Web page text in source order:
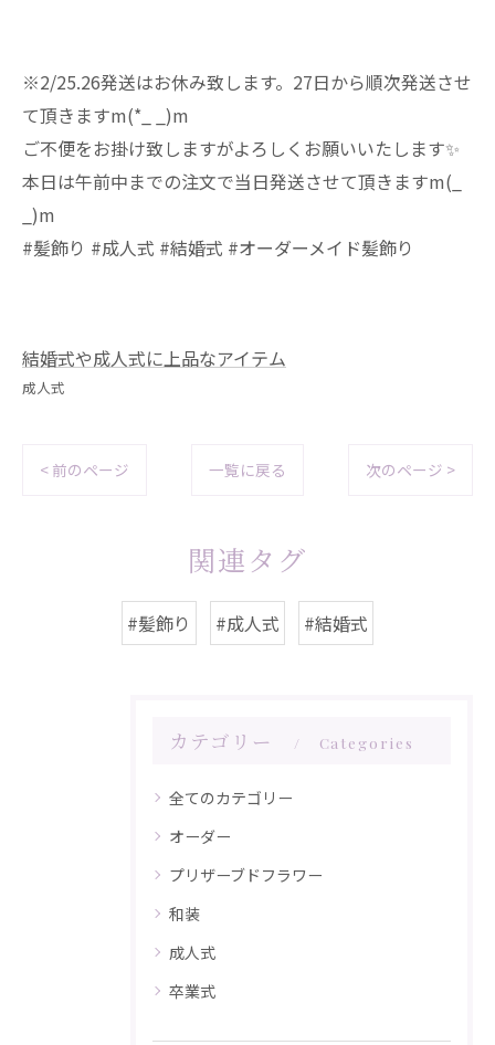
※2/25.26発送はお休み致します。27日から順次発送させ
て頂きますm(*_ _)m
ご不便をお掛け致しますがよろしくお願いいたします✨️
本日は午前中までの注文で当日発送させて頂きますm(_
_)m
#髪飾り #成人式 #結婚式 #オーダーメイド髪飾り
結婚式や成人式に上品なアイテム
成人式
< 前のページ 一覧に戻る 次のページ >
関連タグ
#髪飾り #成人式 #結婚式
カテゴリー Categories
全てのカテゴリー
オーダー
プリザーブドフラワー
和装
成人式
卒業式